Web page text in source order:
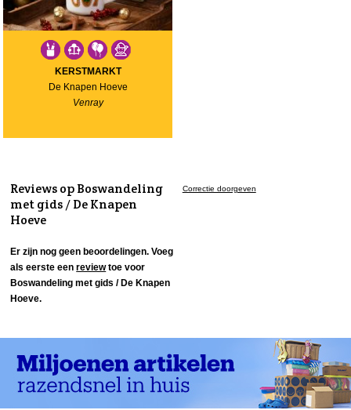
KERSTMARKT
De Knapen Hoeve
Venray
Reviews op Boswandeling
met gids / De Knapen
Hoeve
Er zijn nog geen beoordelingen. Voeg
als eerste eenreviewtoe voor
Boswandeling met gids / De Knapen
Hoeve.
Correctie doorgeven